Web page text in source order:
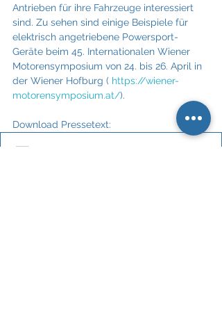
Antrieben für ihre Fahrzeuge interessiert
sind. Zu sehen sind einige Beispiele für
elektrisch angetriebene Powersport-
Geräte beim 45. Internationalen Wiener
Motorensymposium von 24. bis 26. April in
der Wiener Hofburg ( https://wiener-
motorensymposium.at/).
Download Pressetext: